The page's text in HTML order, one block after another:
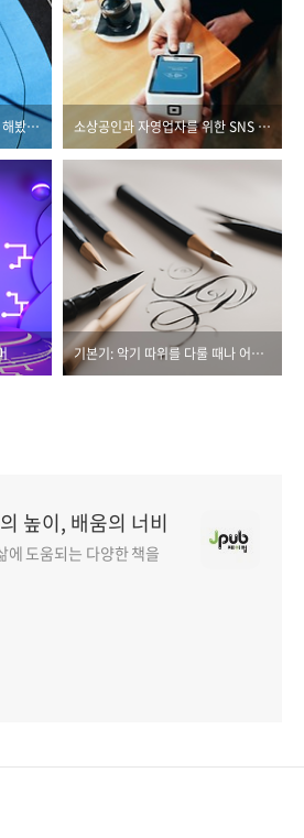
러스트 프로그래밍, 어디까지 해봤니? 소상공인과 자영업자를 위한 SNS 마케팅의 모든 것
기본기: 악기 따위를 다룰 때나 어떤 운동을 할 때 가장 기초가 되는 기술
높이, 배움의 너비
에 도움되는 다양한 책을